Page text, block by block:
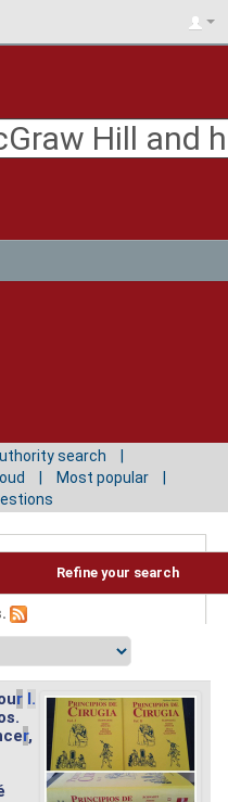
search
Most popular
Refine your search
r I.
r,